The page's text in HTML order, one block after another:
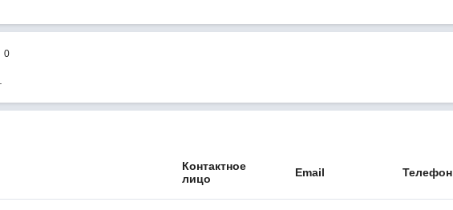
0
Контактное
лицо
Email Телефон